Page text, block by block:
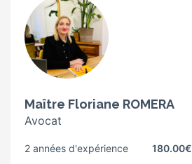
Maître Floriane ROMERA
Avocat
2 années d'expérience 180.00€